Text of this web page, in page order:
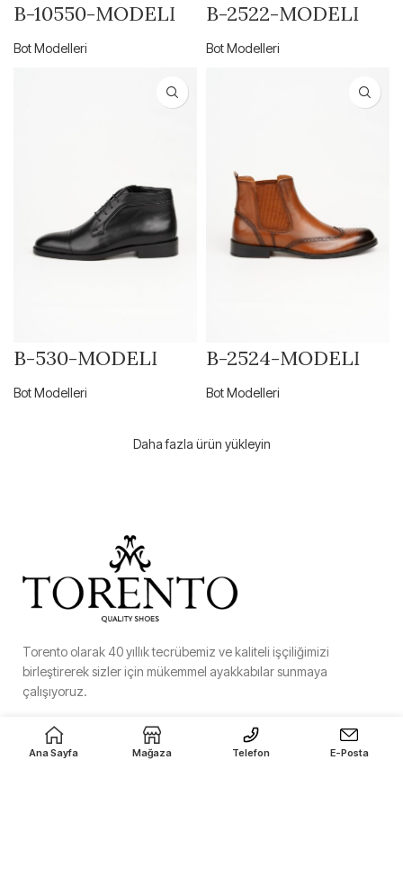
B-10550-MODELİ
Bot Modelleri
B-2522-MODELİ
Bot Modelleri
B-530-MODELİ
Bot Modelleri
B-2524-MODELİ
Bot Modelleri
Daha fazla ürün yükleyin
Torento olarak 40 yıllık tecrübemiz ve kaliteli işçiliğimizi
birleştirerek sizler için mükemmel ayakkabılar sunmaya
çalışıyoruz.
Hürriyet Mah. 158. Sk., No:2 Kat:1, Bağcılar, İstanbul
+90 (212) 671 30 05
Ana Sayfa Mağaza Telefon E-Posta